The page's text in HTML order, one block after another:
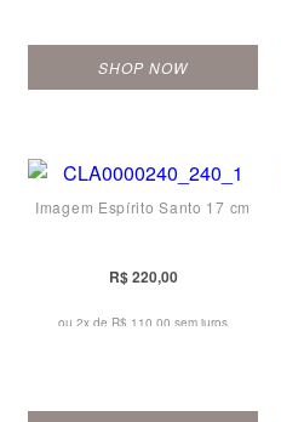
SHOP NOW
Imagem Espírito Santo 17 cm
R$ 220,00
ou 2x de R$ 110,00 sem juros